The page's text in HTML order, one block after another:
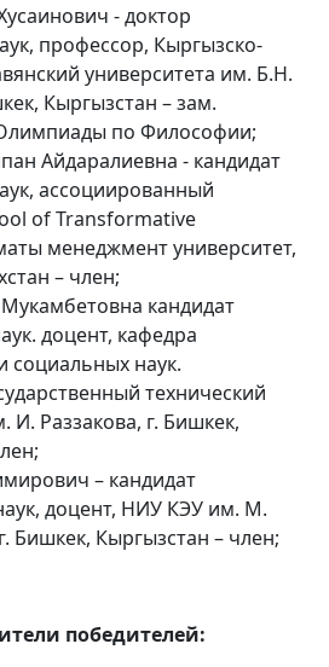
- доктор
профессор, Кыргызско-
университета им. Б.Н.
Кыргызстан – зам.
по Философии;
Айдаралиевна - кандидат
ассоциированный
of Transformative
менеджмент университет,
– член;
кандидат
доцент, кафедра
социальных наук.
технический
И. Раззакова, г. Бишкек,
– кандидат
доцент, НИУ КЭУ им. М.
Бишкек, Кыргызстан – член;
и победителей: